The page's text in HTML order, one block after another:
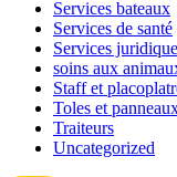
Services bateaux
Services de santé
Services
soins aux
Staff et
Toles et
Traiteurs
Uncategorized